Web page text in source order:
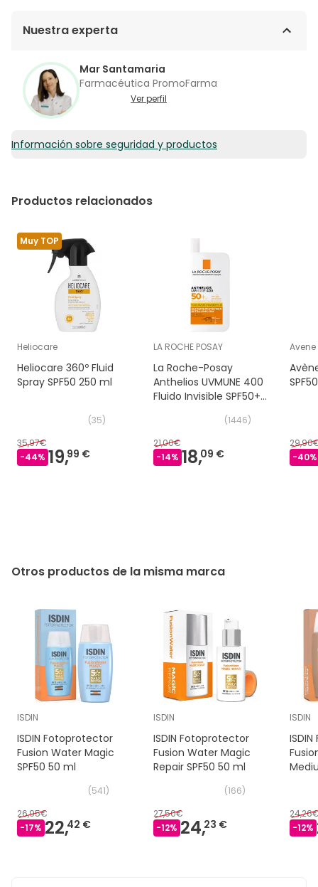
Nuestra experta
Mar Santamaria
Farmacéutica PromoFarma
Ver perfil
Información sobre seguridad y productos
Productos relacionados
Muy TOP
Heliocare
Heliocare 360º Fluid
Spray SPF50 250 ml
(35)
35,97€
-44% 19,99 €
LA ROCHE POSAY
La Roche-Posay
Anthelios UVMUNE 400
Fluido Invisible SPF50+
(1446)
21,00€
-14% 18,09 €
Avene
-40%
Otros productos de la misma marca
ISDIN
ISDIN Fotoprotector
Fusion Water Magic
SPF50 50 ml
(541)
26,95€
-17% 22,42 €
ISDIN
ISDIN Fotoprotector
Fusion Water Magic
Repair SPF50 50 ml
(166)
27,50€
-12% 24,23 €
ISDIN
-12%